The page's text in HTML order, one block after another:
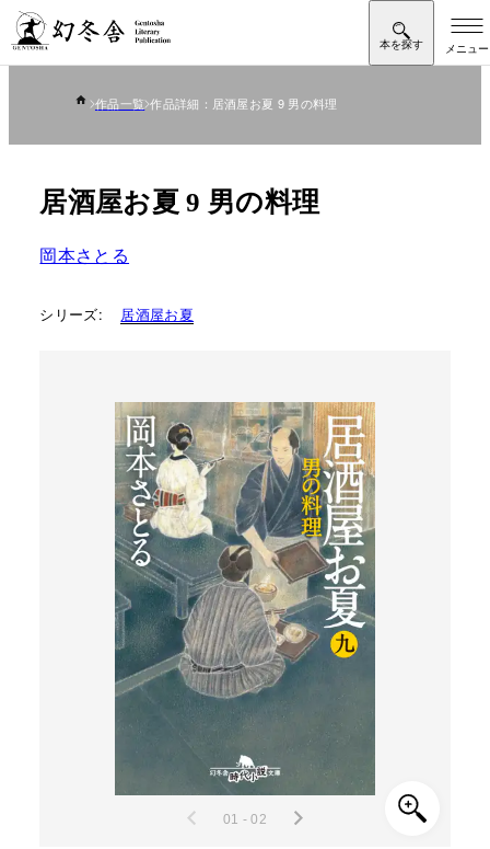
作品一覧 作品詳細：居酒屋お夏 9 男の料理
居酒屋お夏 9 男の料理
岡本さとる
シリーズ: 居酒屋お夏
01 - 02